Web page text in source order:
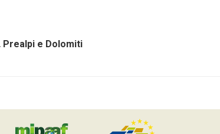
Prealpi e Dolomiti